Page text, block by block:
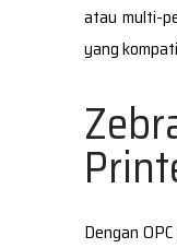
atau multi-
yang
Dengan